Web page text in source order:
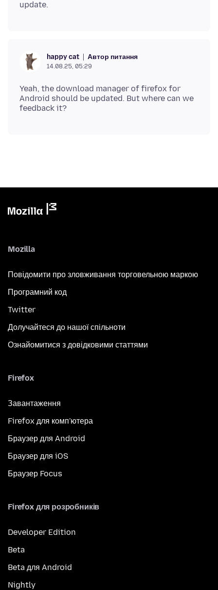
happy cat Автор питання
14.08.25, 05:29
Yeah, the download manager of firefox for
Android should be updated. But where can we
Mozilla
Повідомити про зловживання торговельною маркою
Програмний код
Twitter
Долучайтеся до нашої спільноти
Ознайомитися з довідковими статтями
Firefox
Завантаження
Firefox для комп'ютера
Браузер для Android
Браузер для iOS
Браузер Focus
Firefox для розробників
Developer Edition
Beta
Beta для Android
Nightly